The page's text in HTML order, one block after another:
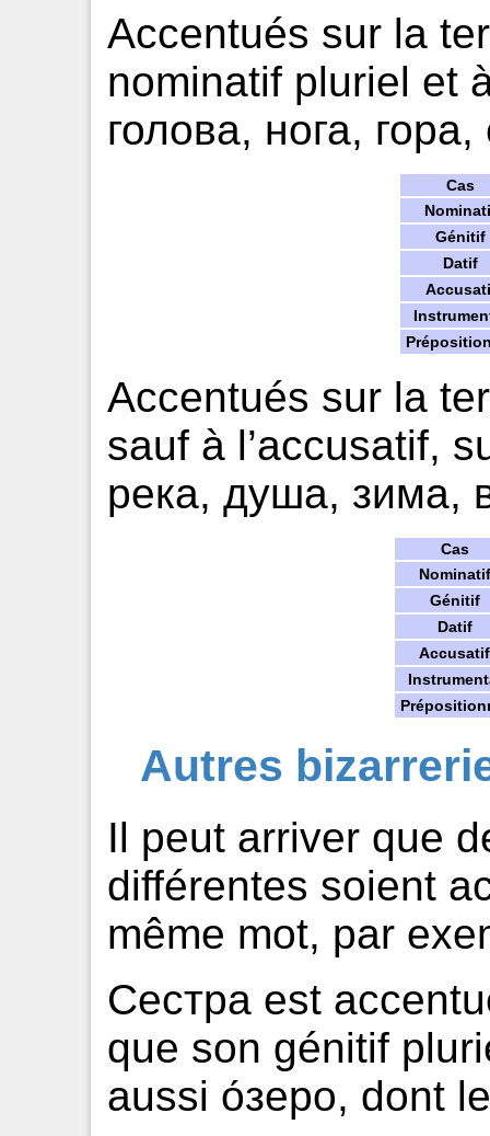
Accentués sur la
nominatif pluriel et
голова, нога,
Cas
Génitif
Datif
Accentués sur la
sauf à l’accusatif,
река, душа, зима,
Cas
Nominatif
Génitif
Datif
Accusatif
Autres
Il peut arriver que
différentes soient
même mot, par
Сестра est
que son génitif
aussi о́зеро, dont